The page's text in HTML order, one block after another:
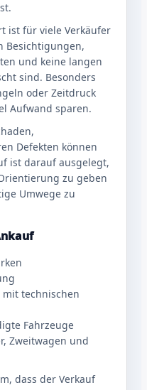
ist für viele Verkäufer
Besichtigungen,
und keine langen
sind. Besonders
oder Zeitdruck
Aufwand sparen.
Defekten können
ist darauf ausgelegt,
zu geben
Umwege zu
mit technischen
Fahrzeuge
Zweitwagen und
dass der Verkauf